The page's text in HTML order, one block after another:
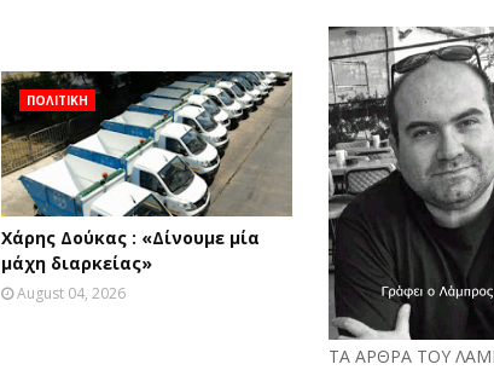
ΠΟΛΙΤΙΚΗ
Χάρης Δούκας : «Δίνουμε μία
μάχη διαρκείας»
August 04, 2026
ΤΑ ΑΡΘΡΑ ΤΟΥ